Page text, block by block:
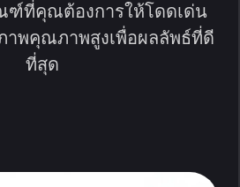
ฑ์ที่คุณต้องการให้โดดเด่น
าพคุณภาพสูงเพื่อผลลัพธ์ที่ดี
ที่สุด